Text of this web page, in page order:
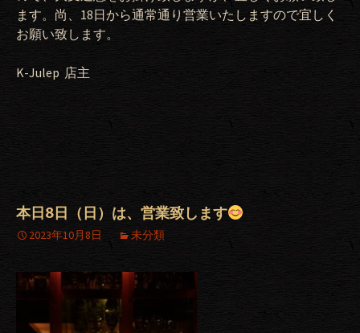
ます。尚、18日から通常通り営業いたしますので宜しく
お願い致します。
K-Julep 店主
本日8日（日）は、営業致します
2023年10月8日 未分類